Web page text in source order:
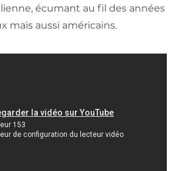
écumant au fil des années
mais aussi américains.